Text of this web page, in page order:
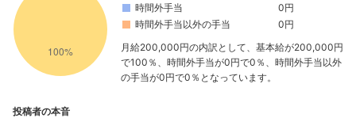
時間外手当
0円
時間外手当以外の手当
0円
月給200,000円の内訳として、基本給が200,000円
で100％、時間外手当が0円で0％、時間外手当以外
の手当が0円で0％となっています。
投稿者の本音